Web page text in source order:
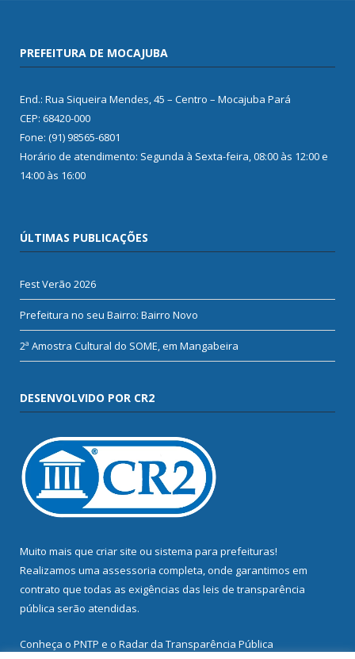
PREFEITURA DE MOCAJUBA
End.: Rua Siqueira Mendes, 45 – Centro – Mocajuba Pará
CEP: 68420-000
Fone: (91) 98565-6801
Horário de atendimento: Segunda à Sexta-feira, 08:00 às 12:00 e
14:00 às 16:00
ÚLTIMAS PUBLICAÇÕES
Fest Verão 2026
Prefeitura no seu Bairro: Bairro Novo
2ª Amostra Cultural do SOME, em Mangabeira
DESENVOLVIDO POR CR2
Muito mais que criar site ou sistema para prefeituras!
Realizamos uma assessoria completa, onde garantimos em
contrato que todas as exigências das leis de transparência
pública serão atendidas.
Conheça o PNTP e o Radar da Transparência Pública